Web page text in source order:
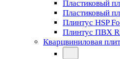
Пластиковый
Пластиковый
Плинтус HSP
Плинтус ПВХ
Кварцвиниловая